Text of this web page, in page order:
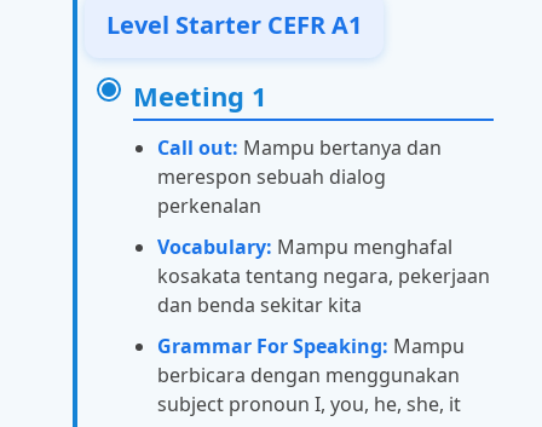
Level Starter CEFR A1
Meeting 1
Call out: Mampu bertanya dan
merespon sebuah dialog
perkenalan
Vocabulary: Mampu menghafal
kosakata tentang negara, pekerjaan
dan benda sekitar kita
Grammar For Speaking: Mampu
berbicara dengan menggunakan
subject pronoun I, you, he, she, it